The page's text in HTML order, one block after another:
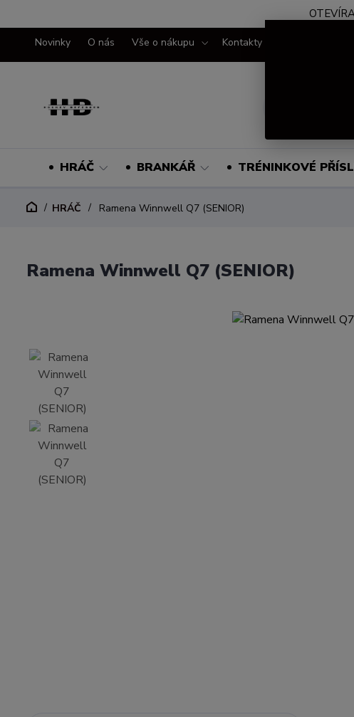
Novinky O nás Vše o nákupu Kontakty
HRÁČ BRANKÁŘ TRÉNINKOVÉ
HRÁČ Ramena Winnwell Q7 (SENIOR)
Ramena Winnwell Q7 (SENIOR)